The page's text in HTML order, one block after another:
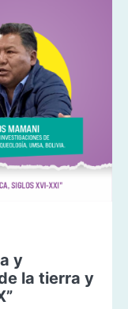
y
la tierra y